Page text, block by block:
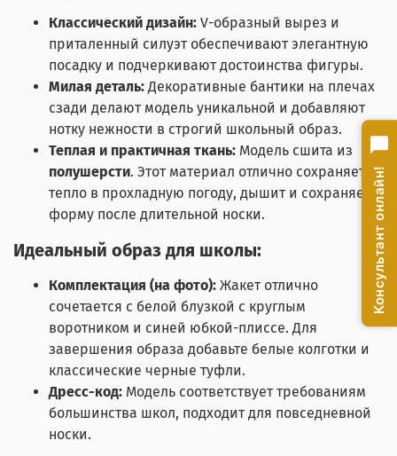
Классический дизайн: V-образный вырез и
приталенный силуэт обеспечивают элегантную
посадку и подчеркивают достоинства фигуры.
Милая деталь:Декоративные бантики на плечах
сзади делают модель уникальной и добавляют
нотку нежности в строгий школьный образ.
Теплая и практичная ткань: Модель сшита из
полушерсти. Этот материал отлично сохраняет
тепло в прохладную погоду, дышит и сохраняет
форму после длительной носки.
Идеальный образ для школы:
Комплектация (на фото): Жакет отлично
сочетается с белой блузкой с круглым
воротником и синей юбкой-плиссе. Для
завершения образа добавьте белые колготки и
классические черные туфли.
Дресс-код: Модель соответствует требованиям
большинства школ, подходит для повседневной
носки.
Консультант онлайн!